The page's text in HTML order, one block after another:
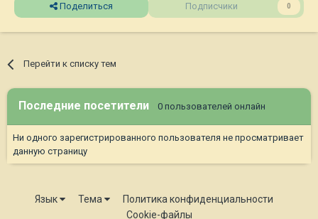
Поделиться Подписчики 0
Перейти к списку тем
Последние посетители 0 пользователей онлайн
Ни одного зарегистрированного пользователя не просматривает
данную страницу
Язык Тема
Политика конфиденциальности
Cookie-файлы